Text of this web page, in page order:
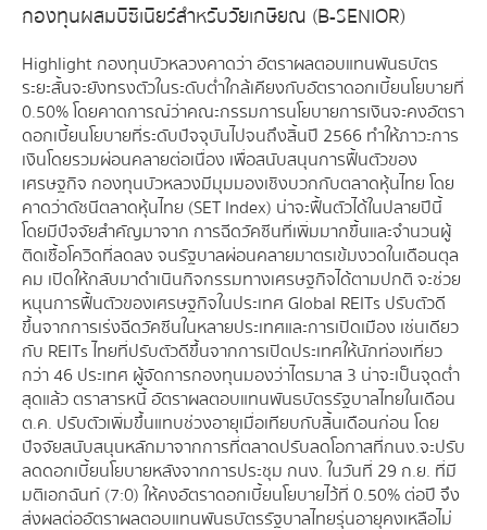
กองทุนผสมบีซีเนียร์สำหรับวัยเกษียณ (B-SENIOR)
Highlight กองทุนบัวหลวงคาดว่า อัตราผลตอบแทนพันธบัตร
ระยะสั้นจะยังทรงตัวในระดับต่ำใกล้เคียงกับอัตราดอกเบี้ยนโยบายที่
0.50% โดยคาดการณ์ว่าคณะกรรมการนโยบายการเงินจะคงอัตรา
ดอกเบี้ยนโยบายที่ระดับปัจจุบันไปจนถึงสิ้นปี 2566 ทำให้ภาวะการ
เงินโดยรวมผ่อนคลายต่อเนื่อง เพื่อสนับสนุนการฟื้นตัวของ
เศรษฐกิจ กองทุนบัวหลวงมีมุมมองเชิงบวกกับตลาดหุ้นไทย โดย
คาดว่าดัชนีตลาดหุ้นไทย (SET Index) น่าจะฟื้นตัวได้ในปลายปีนี้
โดยมีปัจจัยสำคัญมาจาก การฉีดวัคซีนที่เพิ่มมากขื้นและจำนวนผู้
ติดเชื้อโควิดที่ลดลง จนรัฐบาลผ่อนคลายมาตรเข้มงวดในเดือนตุล
คม เปิดให้กลับมาดำเนินกิจกรรมทางเศรษฐกิจได้ตามปกติ จะช่วย
หนุนการฟื้นตัวของเศรษฐกิจในประเทศ Global REITs ปรับตัวดี
ขึ้นจากการเร่งฉีดวัคซีนในหลายประเทศและการเปิดเมือง เช่นเดียว
กับ REITs ไทยที่ปรับตัวดีขึ้นจากการเปิดประเทศให้นักท่องเที่ยว
กว่า 46 ประเทศ ผู้จัดการกองทุนมองว่าไตรมาส 3 น่าจะเป็นจุดต่ำ
สุดแล้ว ตราสารหนี้ อัตราผลตอบแทนพันธบัตรรัฐบาลไทยในเดือน
ต.ค. ปรับตัวเพิ่มขึ้นแทบช่วงอายุเมื่อเทียบกับสิ้นเดือนก่อน โดย
ปัจจัยสนับสนุนหลักมาจากการที่ตลาดปรับลดโอกาสที่กนง.จะปรับ
ลดดอกเบี้ยนโยบายหลังจากการประชุม กนง. ในวันที่ 29 ก.ย. ที่มี
มติเอกฉันท์ (7:0) ให้คงอัตราดอกเบี้ยนโยบายไว้ที่ 0.50% ต่อปี จึง
ส่งผลต่ออัตราผลตอบแทนพันธบัตรรัฐบาลไทยรุ่นอายุคงเหลือไม่